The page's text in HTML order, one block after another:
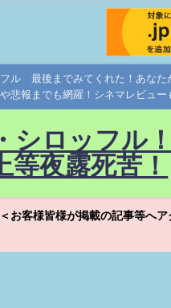
ル 最後までみてくれた！あな
悲報までも網羅！シネマレビュ
シロッフ
夜露死苦！
お客様皆様が掲載の記事等へ